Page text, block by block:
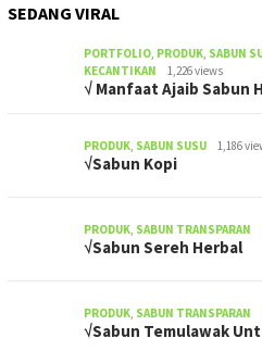
SEDANG VIRAL
PORTFOLIO, PRODUK, SABUN
KECANTIKAN
1,226 views
√ Manfaat Ajaib Sabun
PRODUK, SABUN SUSU 1,186
√Sabun Kopi
PRODUK, SABUN TRANSPARAN
√Sabun Sereh Herbal
PRODUK, SABUN TRANSPARAN
√Sabun Temulawak